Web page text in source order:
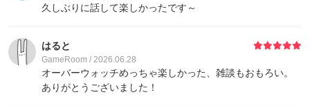
久しぶりに話して楽しかったです～
はると
GameRoom / 2026.06.28
オーバーウォッチめっちゃ楽しかった、雑談もおもろい。
ありがとうございました！